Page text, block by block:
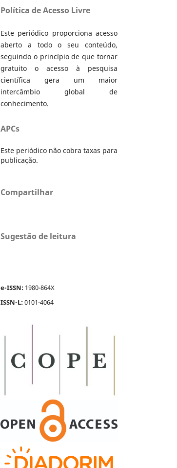
Política de Acesso Livre
Este periódico proporciona acesso
aberto a todo o seu conteúdo,
seguindo o princípio de que tornar
gratuito o acesso à pesquisa
científica gera um maior
intercâmbio global de
conhecimento.
APCs
Este periódico não cobra taxas para
publicação.
Compartilhar
Sugestão de leitura
e-ISSN: 1980-864X
ISSN-L:0101-4064